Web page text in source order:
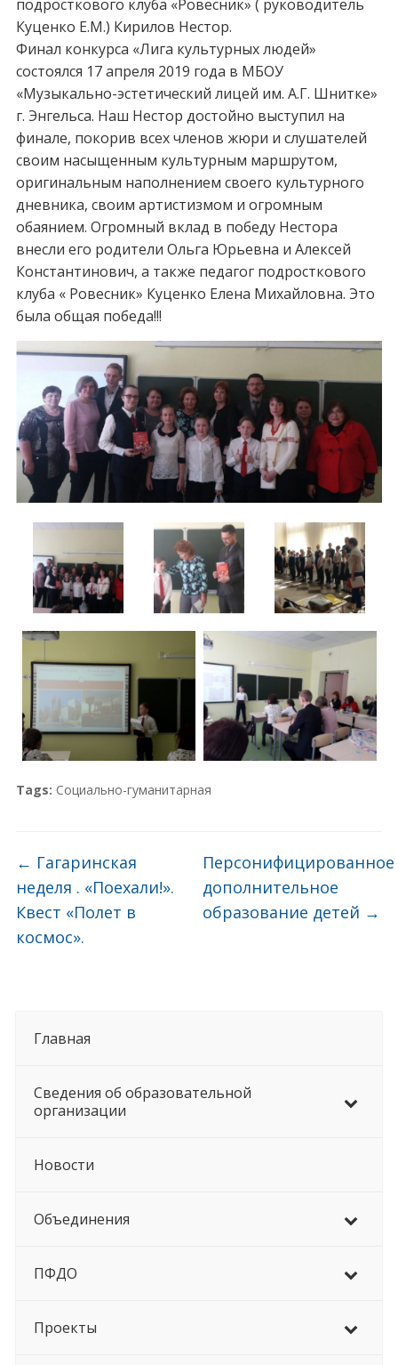
Главная
Сведения об образовательной
организации
Новости
Объединения
ПФДО
Проекты
подросткового клуба «Ровесник» ( руководитель
Куценко Е.М.) Кирилов Нестор.
Финал конкурса «Лига культурных людей»
состоялся 17 апреля 2019 года в МБОУ
«Музыкально-эстетический лицей им. А.Г. Шнитке»
г. Энгельса. Наш Нестор достойно выступил на
финале, покорив всех членов жюри и слушателей
своим насыщенным культурным маршрутом,
оригинальным наполнением своего культурного
дневника, своим артистизмом и огромным
обаянием. Огромный вклад в победу Нестора
внесли его родители Ольга Юрьевна и Алексей
Константинович, а также педагог подросткового
клуба « Ровесник» Куценко Елена Михайловна. Это
была общая победа!!!
Tags: Социально-гуманитарная
← Гагаринская
неделя . «Поехали!».
Квест «Полет в
космос».
Персонифицированное
дополнительное
образование детей →